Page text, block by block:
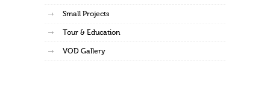
Small Projects
Tour & Education
VOD Gallery